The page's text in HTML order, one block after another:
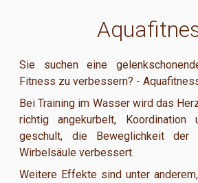
Sie suchen eine
Fitness zu verbessern? -
Bei Training im Wasser wird das
richtig angekurbelt, Koordination
geschult, die Beweglichkeit der
Wirbelsäule verbessert.
Weitere Effekte sind unter